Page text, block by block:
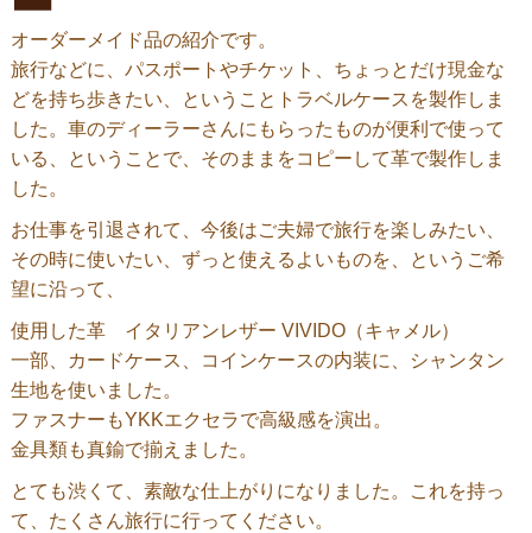
オーダーメイド品の紹介です。
旅行などに、パスポートやチケット、ちょっとだけ現金な
どを持ち歩きたい、ということトラベルケースを製作しま
した。車のディーラーさんにもらったものが便利で使って
いる、ということで、そのままをコピーして革で製作しま
した。
お仕事を引退されて、今後はご夫婦で旅行を楽しみたい、
その時に使いたい、ずっと使えるよいものを、というご希
望に沿って、
使用した革 イタリアンレザー VIVIDO（キャメル）
一部、カードケース、コインケースの内装に、シャンタン
生地を使いました。
ファスナーもYKKエクセラで高級感を演出。
金具類も真鍮で揃えました。
とても渋くて、素敵な仕上がりになりました。これを持っ
て、たくさん旅行に行ってください。